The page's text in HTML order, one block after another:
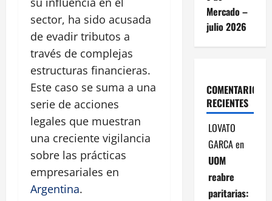
sector, ha sido acusada
de evadir tributos a
través de complejas
estructuras financieras.
Este caso se suma a una
serie de acciones
legales que muestran
una creciente vigilancia
sobre las prácticas
empresariales en
Argentina.
Mercado –
julio 2026
COMENTARIOS
RECIENTES
LOVATO
GARCAen
UOM
reabre
paritarias: